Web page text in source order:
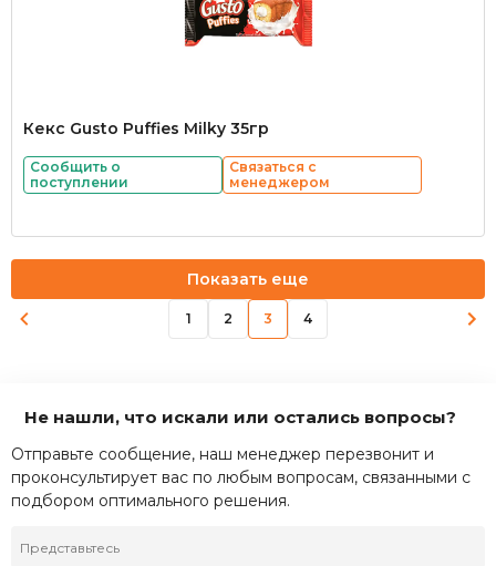
Кекс Gusto Puffies Milky 35гр
Сообщить о
поступлении
Связаться с
менеджером
Показать еще
1 2 3 4
Не нашли, что искали или остались вопросы?
Отправьте сообщение, наш менеджер перезвонит и
проконсультирует вас по любым вопросам, связанными с
подбором оптимального решения.